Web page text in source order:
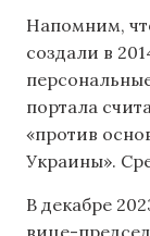
Напомним,
создали в
портала
«против
Украины».
В декабре
вице-